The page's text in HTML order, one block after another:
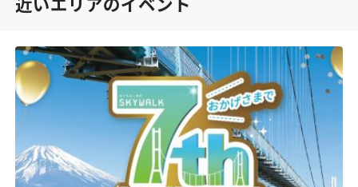
近いエリアのイベント